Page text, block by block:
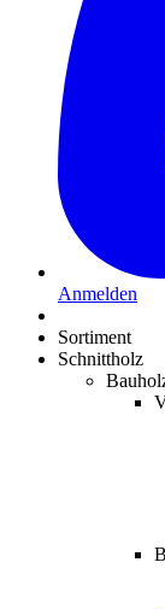
Anmelden
Sortiment
Schnittholz